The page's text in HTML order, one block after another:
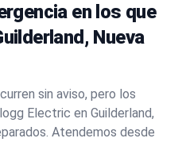
en los que
Nueva
sin aviso, pero los
Electric en Guilderland,
Atendemos desde